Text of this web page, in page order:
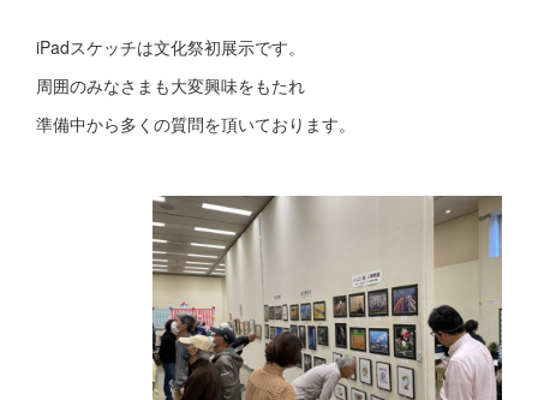
iPadスケッチは文化祭初展示です。
周囲のみなさまも大変興味をもたれ
準備中から多くの質問を頂いております。